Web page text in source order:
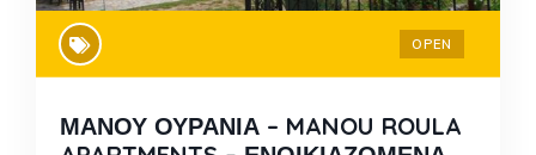
OPEN
ΜΑΝΟΥ ΟΥΡΑΝΙΑ – MANOU ROULA